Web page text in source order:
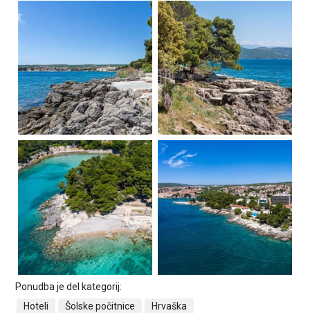
Ponudba je del kategorij:
Hoteli
Šolske počitnice
Hrvaška